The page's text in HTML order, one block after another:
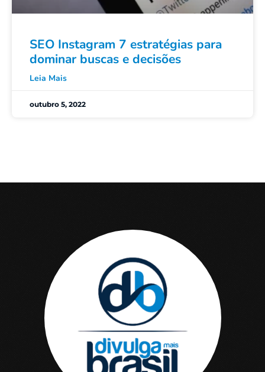
SEO Instagram 7 estratégias para
dominar buscas e decisões
Leia Mais
outubro 5, 2022